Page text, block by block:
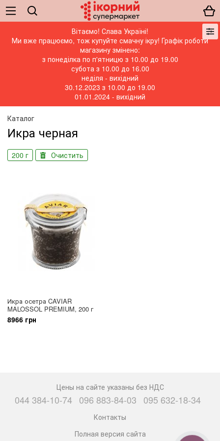
Вітаємо! Слава Україні!
Ми вже працюємо, тож купуйте смачну ікру! Графік роботи
магазину змінено:
з понеділка по п'ятницю з 10.00 до 19.00
субота з 10.00 до 16.00
неділя - вихідний
30.12.2023 з 10.00 до 19.00
01.01.2024 - вихідний
Каталог
Икра черная
200 г Очистить
Икра осетра CAVIAR
MALOSSOL PREMIUM, 200 г
8966 грн
Цены на сайте указаны без НДС
044 384-10-74 096 883-84-03 095 632-18-34
Контакты
Полная версия сайта